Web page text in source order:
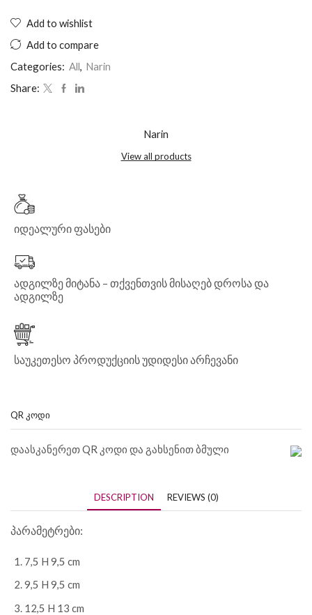
Add to wishlist
Add to compare
Categories: All, Narin
Share:
Narin
View all products
იდეალური ფასები
ადგილზე მიტანა – თქვენთვის მისაღებ დროსა და
ადგილზე
საუკეთესო პროდუქციის უდიდესი არჩევანი
QR ᲙᲝᲓᲘ
დაასკანერეთ QR კოდი და გახსენით ბმული
DESCRIPTION REVIEWS (0)
პარამეტრები:
7,5 H 9,5 cm
9,5 H 9,5 cm
12,5 H 13 cm